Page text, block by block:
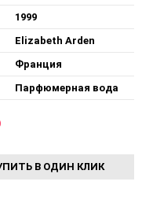
1999
Elizabeth Arden
Франция
Парфюмерная вода
В ОДИН КЛИК